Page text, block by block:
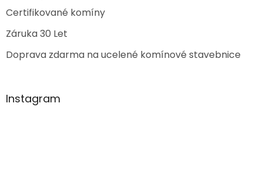
Certifikované komíny
Záruka 30 Let
Doprava zdarma na ucelené komínové stavebnice
Instagram